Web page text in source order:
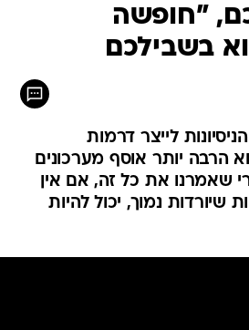
"חופשה
בשבילכם
לייצר דרמות
הרבה יותר אוסף מערכונים
שאמרנו את כל זה, אם אין
שיורדות נמוך, יכול להיות